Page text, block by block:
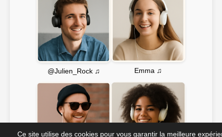
@Julien_Rock ♫ Emma ♫
Ce site utilise des cookies pour vous garantir la meilleure